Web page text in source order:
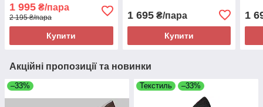
та комфортні
1 995 ₴/пара
2 195 ₴/пара
Купити
1 695₴/пара
Купити
1
Акційні пропозиції та новинки
–33% Текстиль –33%